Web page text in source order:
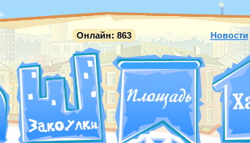
Онлайн: 863 Новости